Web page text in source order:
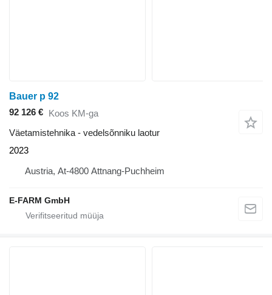
Bauer p 92
92 126 € Koos KM-ga
Väetamistehnika - vedelsõnniku laotur
2023
Austria, At-4800 Attnang-Puchheim
E-FARM GmbH